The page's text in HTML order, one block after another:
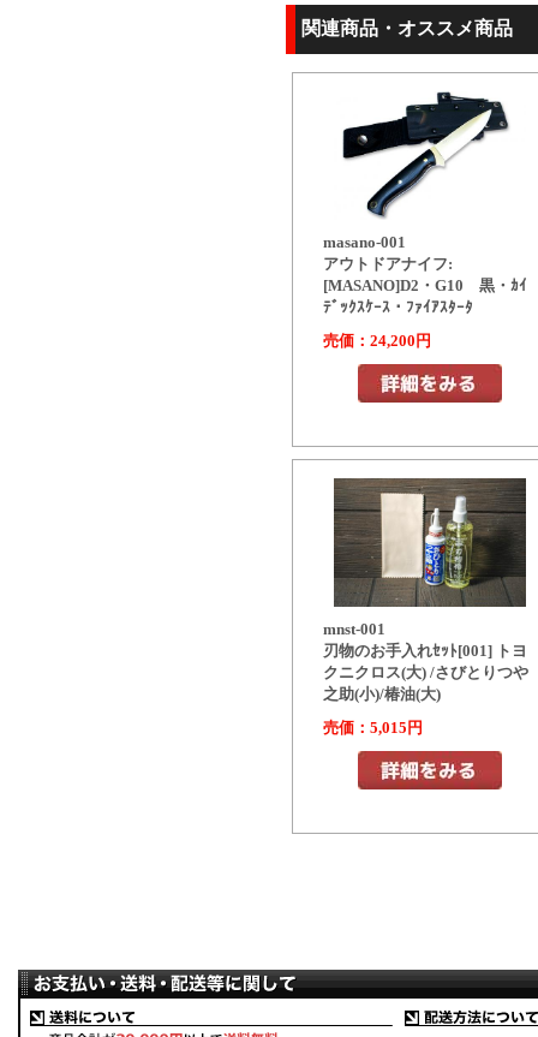
関連商品・オススメ商品
masano-001
アウトドアナイフ:
[MASANO]D2・G10 黒・ｶｲ
ﾃﾞｯｸｽｹｰｽ・ﾌｧｲｱｽﾀｰﾀ
売価：24,200円
mnst-001
刃物のお手入れｾｯﾄ[001] トヨ
クニクロス(大) /さびとりつや
之助(小)/椿油(大)
売価：5,015円